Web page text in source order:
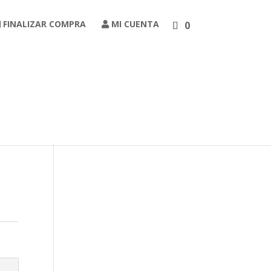
FINALIZAR COMPRA MI CUENTA 0